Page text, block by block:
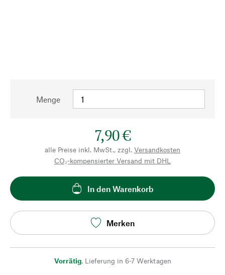
Menge
7,90 €
alle Preise inkl. MwSt., zzgl. Versandkosten
CO₂-kompensierter Versand mit DHL
In den Warenkorb
Merken
Vorrätig, Lieferung in 6-7 Werktagen